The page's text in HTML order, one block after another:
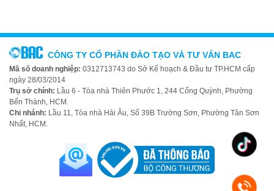
CÔNG TY CỔ PHẦN ĐÀO TẠO VÀ TƯ VẤN BAC
Mã số doanh nghiệp: 0312713743 do Sở Kế hoạch & Đầu tư TP.HCM cấp
ngày 28/03/2014
Trụ sở chính: Lầu 6 - Tòa nhà Thiên Phước 1, 244 Cống Quỳnh, Phường
Bến Thành, HCM.
Chi nhánh: Lầu 11, Tòa nhà Hải Âu, Số 39B Trường Sơn, Phường Tân Sơn
Nhất, HCM.